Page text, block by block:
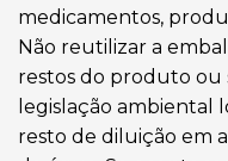
medicamentos,
Não reutilizar a
restos do produto ou
legislação ambiental
resto de diluição em